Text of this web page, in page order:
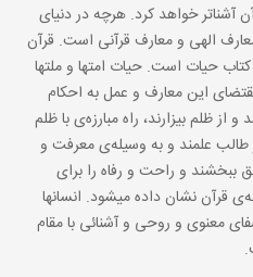
آشناتر خواهد کرد. هرچه در دنیای
الهی و معارف قرآنی است. قرآن
حیات است. حیات امتها و ملتها
این معارف و عمل به احکام
از ظلم بیزارند، راه مبارزه‌ی با ظلم
طالب علمند و به وسیله‌ی معرفت و
ببخشند و راحت و رفاه را برای
قرآن نشان داده میشود. انسانها
معنوی و روحی و آشنائی با مقام